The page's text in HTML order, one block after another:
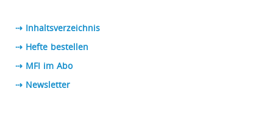
⇢ Inhaltsverzeichnis
⇢ Hefte bestellen
⇢ MFI im Abo
⇢ Newsletter